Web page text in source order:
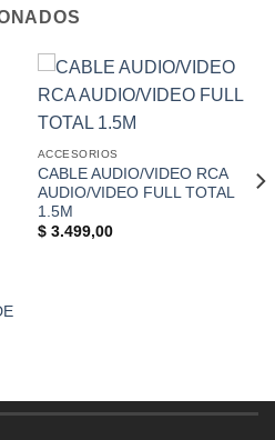
ACCESORIOS
CABLE AUDIO/VIDEO RCA
AUDIO/VIDEO FULL TOTAL
1.5M
$3.499,00